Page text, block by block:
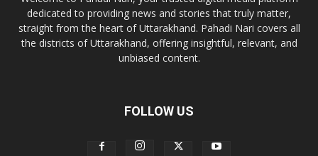
dedicated to providing news and stories that truly matter,
straight from the heart of Uttarakhand. Pahadi Nari covers all
the districts of Uttarakhand, offering insightful, relevant, and
unbiased content.
FOLLOW US